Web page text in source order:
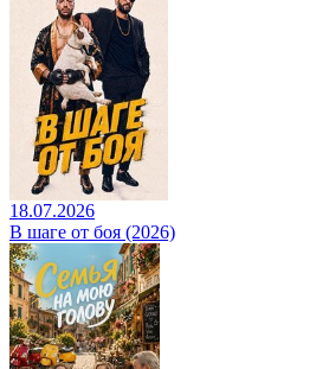
18.07.2026
В шаге от боя (2026)